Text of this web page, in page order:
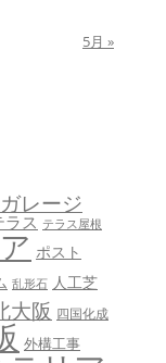
5月 »
ガレージ
ラス テラス屋根
ポスト
乱形石 人工芝
大阪 四国化成
外構工事